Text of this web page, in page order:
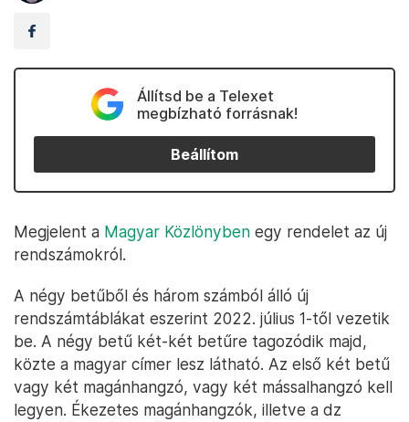
Állítsd be a Telexet
megbízható forrásnak!
Beállítom
Megjelent a Magyar Közlönyben egy rendelet az új
rendszámokról.
A négy betűből és három számból álló új
rendszámtáblákat eszerint 2022. július 1-től vezetik
be. A négy betű két-két betűre tagozódik majd,
közte a magyar címer lesz látható. Az első két betű
vagy két magánhangzó, vagy két mássalhangzó kell
legyen. Ékezetes magánhangzók, illetve a dz